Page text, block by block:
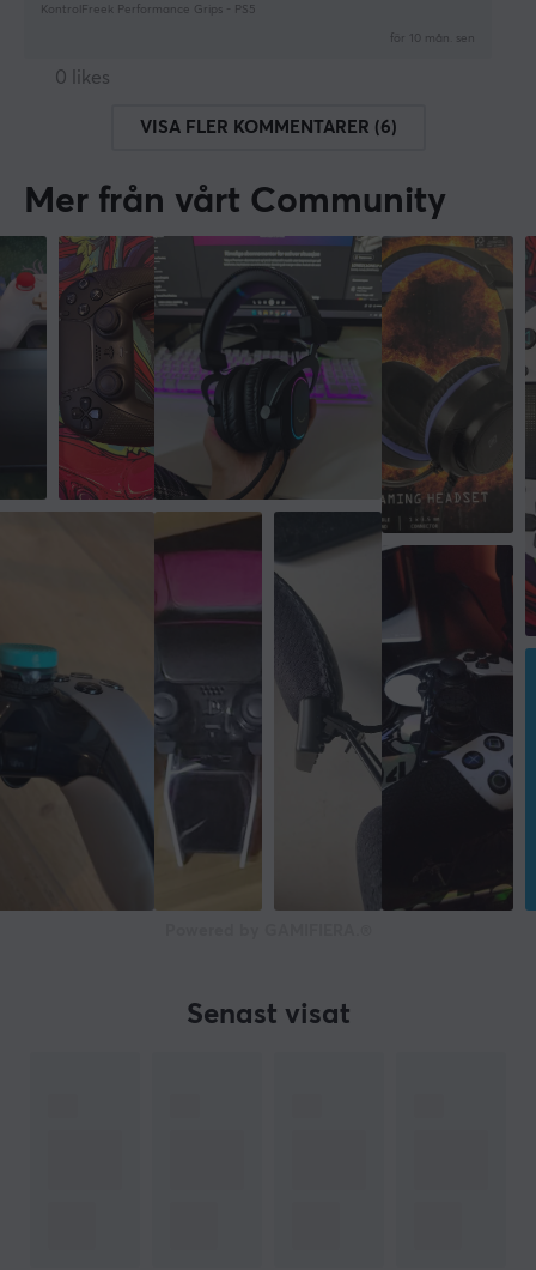
KontrolFreek Performance Grips - PS5
för 10 mån. sen
0 likes
VISA FLER KOMMENTARER (6)
Mer från vårt Community
Senast visat